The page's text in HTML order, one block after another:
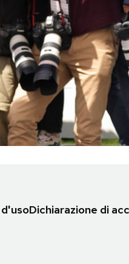
Dichiarazione di